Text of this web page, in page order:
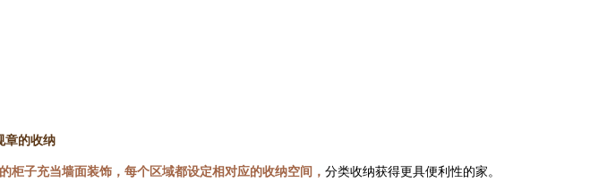
章的收纳
柜子充当墙面装饰，每个区域都设定相对应的收纳空间， 分类收纳获得更具便利性的家。